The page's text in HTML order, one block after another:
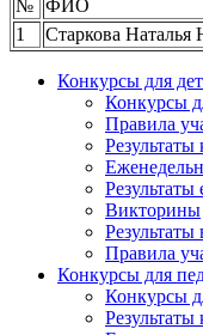
№ ФИО
1
Старкова Наталья
Конкурсы для
Конкурсы
Правила
Викторины
Результаты
Правила
Конкурсы для
Конкурсы